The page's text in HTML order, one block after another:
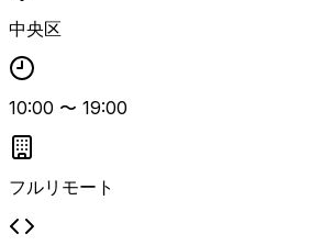
コンテナ技術の利用経験が求められます。
中央区
10:00 〜 19:00
フルリモート